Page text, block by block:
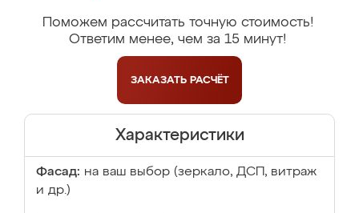
Поможем рассчитать точную стоимость!
Ответим менее, чем за 15 минут!
ЗАКАЗАТЬ РАСЧЁТ
Характеристики
Фасад: на ваш выбор (зеркало, ДСП, витраж
и др.)